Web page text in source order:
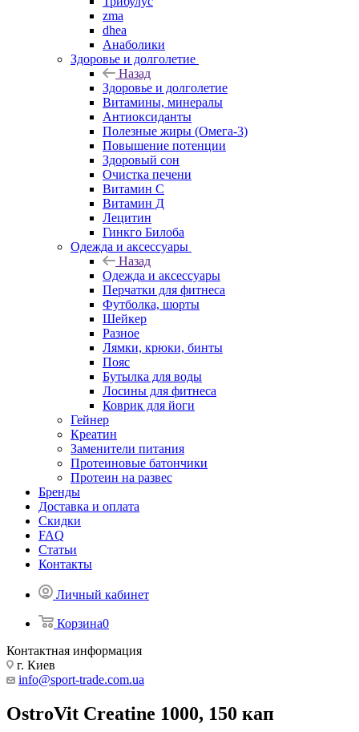
zma
dhea
Анаболики
Здоровье и долголетие
Назад
Здоровье и долголетие
Витамины, минералы
Антиоксиданты
Полезные жиры (Омега-3)
Повышение потенции
Здоровый сон
Очистка печени
Витамин С
Витамин Д
Лецитин
Гинкго Билоба
Одежда и аксессуары
Назад
Одежда и аксессуары
Перчатки для фитнеса
Футболка, шорты
Шейкер
Разное
Лямки, крюки, бинты
Пояс
Бутылка для воды
Лосины для фитнеса
Коврик для йоги
Гейнер
Креатин
Заменители питания
Протеиновые батончики
Протеин на развес
Бренды
Доставка и оплата
Скидки
FAQ
Статьи
Контакты
Личный кабинет
Корзина0
Контактная информация
г. Киев
info@sport-trade.com.ua
OstroVit Creatine 1000, 150 кап